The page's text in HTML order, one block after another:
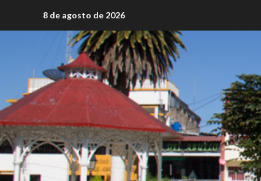
8 de agosto de 2026